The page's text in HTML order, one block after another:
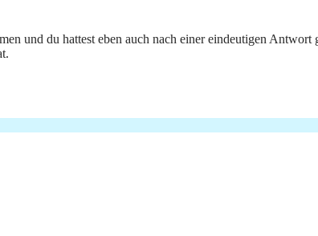
und du hattest eben auch nach einer eindeutigen